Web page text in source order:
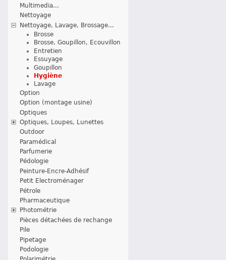
Multimedia...
Nettoyage
Nettoyage, Lavage, Brossage...
Brosse
Brosse, Goupillon, Ecouvillon
Entretien
Essuyage
Goupillon
Hygiène
Lavage
Option
Option (montage usine)
Optiques
Optiques, Loupes, Lunettes
Outdoor
Paramédical
Parfumerie
Pédologie
Peinture-Encre-Adhésif
Petit Electroménager
Pétrole
Pharmaceutique
Photométrie
Pièces détachées de rechange
Pile
Pipetage
Podologie